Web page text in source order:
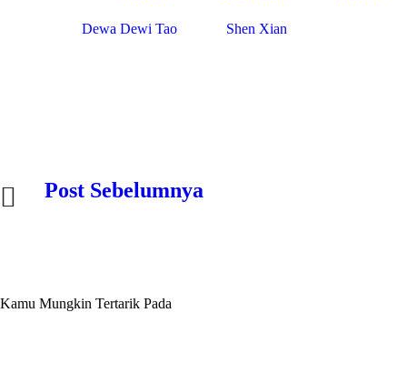
Dewa Dewi Tao Shen Xian
Navigasi posPost Sebelumnya
Kamu Mungkin Tertarik Pada